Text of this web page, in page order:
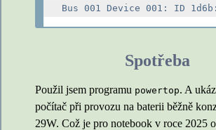
Spotřeba
Použil jsem programu powertop. A
počítač při provozu na baterii běžně
29W. Což je pro notebook v roce 2025